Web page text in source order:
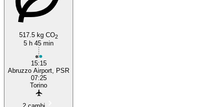
517.5 kg CO2
5 h 45 min
15:15
Abruzzo Airport, PSR
07:25
Torino